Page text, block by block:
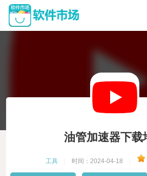
油管加速器下载
工具 时间：2024-04-18